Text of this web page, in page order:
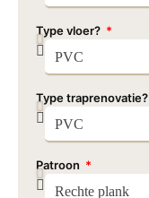
Type vloer?
Type traprenovatie?
Patroon